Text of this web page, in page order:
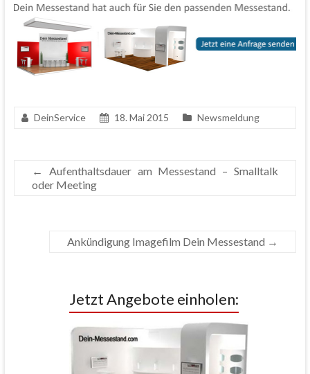
DeinService 18. Mai 2015 Newsmeldung
←
Aufenthaltsdauer am Messestand – Smalltalk
oder Meeting
Ankündigung Imagefilm Dein Messestand →
Jetzt Angebote einholen: